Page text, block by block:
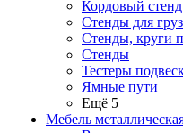
Кордовый
Стенды для
Стенды, круги
Стенды
Тестеры
Ямные пути
Ещё 5
Мебель